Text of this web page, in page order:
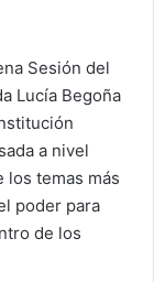
Sesión del
Lucía Begoña
a nivel
los temas más
poder para
de los